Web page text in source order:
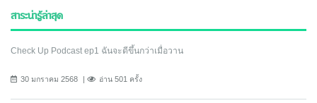
สาระน่ารู้ล่าสุด
Check Up Podcast ep1 ฉันจะดีขึ้นกว่าเมื่อวาน
30 มกราคม 2568 อ่าน 501 ครั้ง